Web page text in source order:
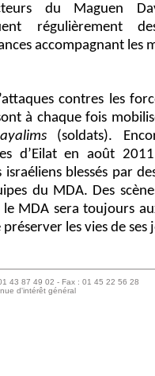
du Maguen
régulièrement
accompagnant les
contres les
à chaque fois
(soldats).
d’Eilat en août
israéliens blessés par
du MDA. Des
MDA sera toujours
les vies de ses
43 87 49 02 - Fax : 01 45 22 56 28
d'intérêt général